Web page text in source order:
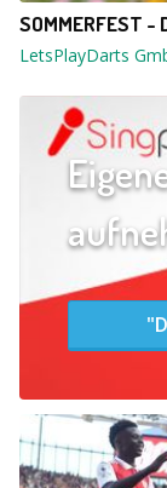
SOMMERFEST
LetsPlayDarts